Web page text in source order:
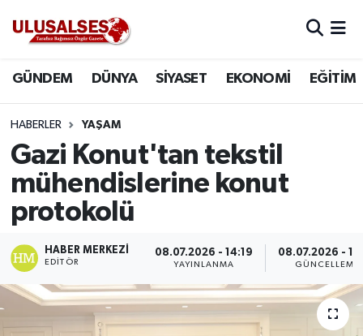
GÜNDEM DÜNYA SİYASET EKONOMİ EĞİTİM
HABERLER YAŞAM
Gazi Konut'tan tekstil
mühendislerine konut
protokolü
HABER MERKEZI
EDITÖR
08.07.2026 - 14:19
YAYINLANMA
08.07.2026 -
GÜNCELLEME
DÜNYA
SİYASET
EKONOMİ
SAĞLIK
MAGAZİN
Trafik Durumu
Süper Lig Puan Durumu ve Fikstür
Tüm Manşetler
Haber Arşivi